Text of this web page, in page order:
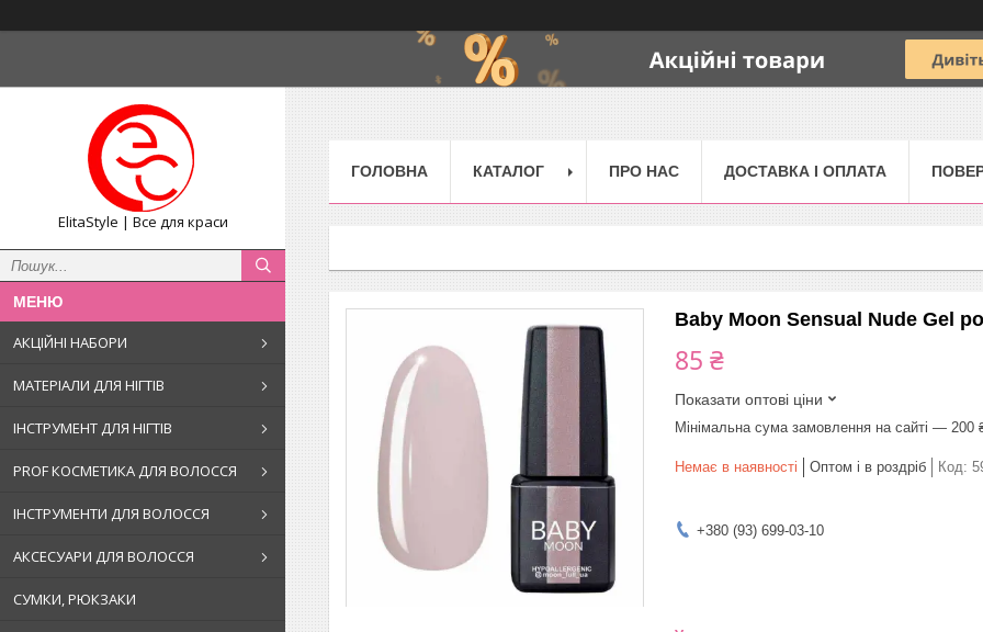
ElitaStyle | Все для краси
АКЦІЙНІ НАБОРИ
МАТЕРІАЛИ ДЛЯ НІГТІВ
ІНСТРУМЕНТ ДЛЯ НІГТІВ
PROF КОСМЕТИКА ДЛЯ ВОЛОССЯ
ІНСТРУМЕНТИ ДЛЯ ВОЛОССЯ
АКСЕСУАРИ ДЛЯ ВОЛОССЯ
СУМКИ, РЮКЗАКИ
ГОЛОВНА КАТАЛОГ ПРО НАС ДОСТАВКА І ОПЛАТА
Baby Moon Sensual Nude Gel
85 ₴
Показати оптові ціни
Мінімальна сума замовлення на сайті — 200
Немає в наявності Оптом і в роздріб Код:
+380 (93) 699-03-10